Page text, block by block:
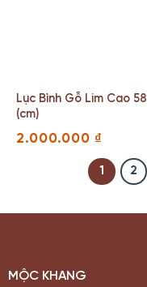
Lục Bình Gỗ Lim Cao 58
(cm)
2.000.000 ₫
1 2
MỘC KHANG